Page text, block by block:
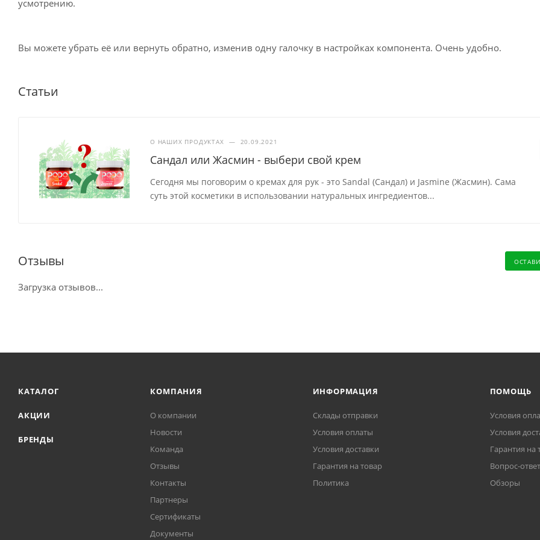
Доставка курьером СДЭК по России
усмотрению.
Вы можете убрать её или вернуть обратно, изменив одну галочку в настройках компонента. Очень удобно.
Статьи
О НАШИХ ПРОДУКТАХ — 20.09.2021
Сандал или Жасмин - выбери свой крем
Сегодня мы поговорим о кремах для рук - это Sandal (Сандал) и Jasmine (Жасмин). Сама
суть этой косметики в использовании натуральных ингредиентов...
Отзывы
Загрузка отзывов...
КАТАЛОГ
АКЦИИ
БРЕНДЫ
КОМПАНИЯ
О компании
Новости
Команда
Отзывы
Контакты
Партнеры
Сертификаты
Документы
ИНФОРМАЦИЯ
Склады отправки
Условия оплаты
Условия доставки
Гарантия на товар
Политика
ПОМОЩЬ
Условия
Условия
Гарантия на
Вопрос-ответ
Обзоры